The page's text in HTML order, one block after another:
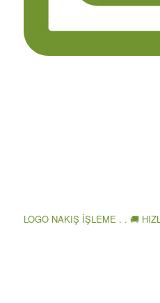
LOGO NAKIŞ İŞLEME . . 🚚